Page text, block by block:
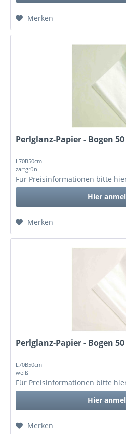
Merken
Perlglanz-Papier - Bogen
L70B50cm
zartgrün
Für Preisinformationen bitte
Hier
Merken
Perlglanz-Papier - Bogen
L70B50cm
weiß
Für Preisinformationen bitte
Hier
Merken